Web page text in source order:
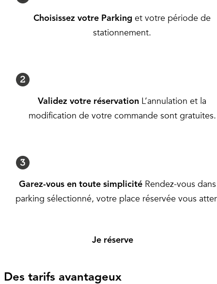
Choisissez votre Parking et votre période de
stationnement.
Validez votre réservation L’annulation et la
modification de votre commande sont gratuites.
Garez-vous en toute simplicité Rendez-vous
parking sélectionné, votre place réservée vous
Je réserve
Des tarifs avantageux